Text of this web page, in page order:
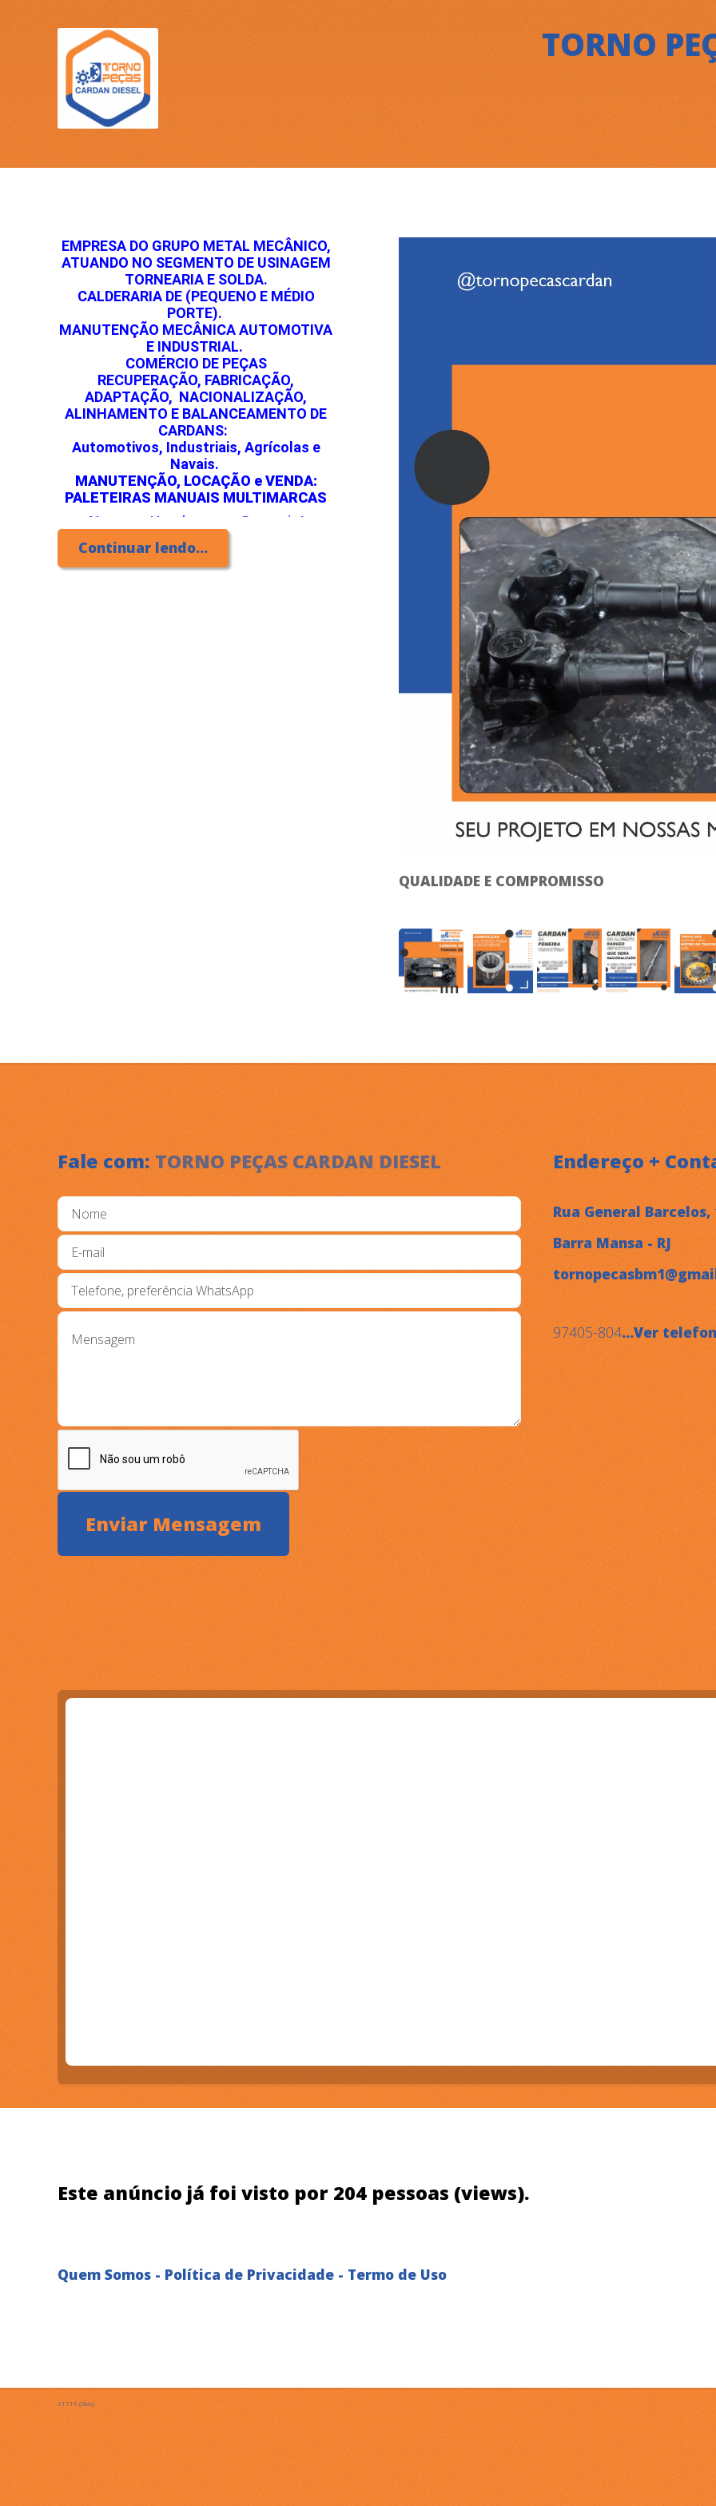
TORNO
EMPRESA DO GRUPO METAL MECÂNICO,
ATUANDO NO SEGMENTO DE USINAGEM
TORNEARIA E SOLDA.
CALDERARIA DE (PEQUENO E MÉDIO
PORTE).
MANUTENÇÃO MECÂNICA AUTOMOTIVA
E INDUSTRIAL.
COMÉRCIO DE PEÇAS
RECUPERAÇÃO, FABRICAÇÃO,
ADAPTAÇÃO, NACIONALIZAÇÃO,
ALINHAMENTO E BALANCEAMENTO DE
CARDANS:
Automotivos, Industriais, Agrícolas e
Navais.
MANUTENÇÃO, LOCAÇÃO e VENDA:
PALETEIRAS MANUAIS MULTIMARCAS
Novas e Usadas com Garantia!
Continuar lendo...
QUALIDADE E COMPROMISSO
Fale com: TORNO PEÇAS CARDAN DIESEL Endereço +
Rua General
Barra Mansa - RJ
97405-804...Ver
Este anúncio já foi visto por 204 pessoas (views).
Quem Somos - Política de Privacidade - Termo de Uso
31719 (Silvio)